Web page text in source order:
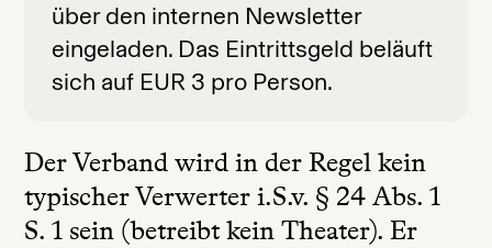
über den internen Newsletter
eingeladen. Das Eintrittsgeld beläuft
sich auf EUR 3 pro Person.
Der Verband wird in der Regel kein
typischer Verwerter i.S.v. § 24 Abs. 1
S. 1 sein (betreibt kein Theater). Er